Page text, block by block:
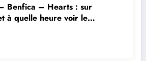
Benfica – Hearts : sur
à quelle heure voir le